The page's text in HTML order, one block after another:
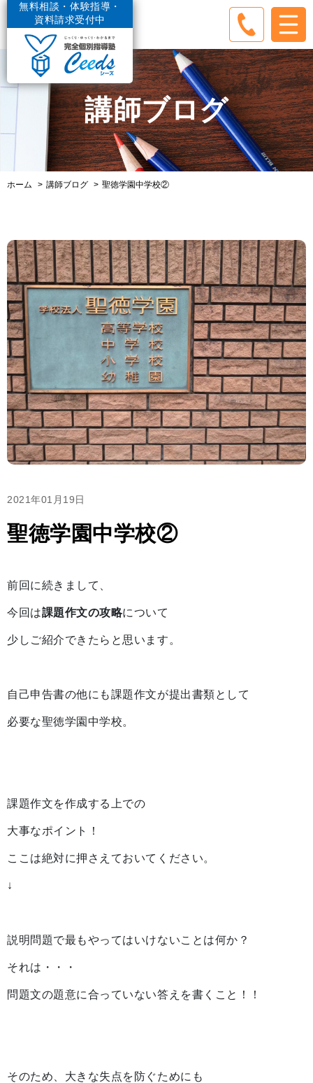
無料相談・体験指導・
資料請求受付中
講師ブログ
ホーム 講師ブログ 聖徳学園中学校②
2021年01月19日
聖徳学園中学校②
前回に続きまして、
今回は課題作文の攻略について
少しご紹介できたらと思います。
自己申告書の他にも課題作文が提出書類として
必要な聖徳学園中学校。
課題作文を作成する上での
大事なポイント！
ここは絶対に押さえておいてください。
↓
説明問題で最もやってはいけないことは何か？
それは・・・
問題文の題意に合っていない答えを書くこと！！
そのため、大きな失点を防ぐためにも